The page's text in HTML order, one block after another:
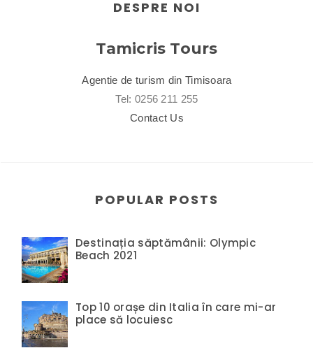
DESPRE NOI
Tamicris Tours
Agentie de turism din Timisoara
Tel: 0256 211 255
Contact Us
POPULAR POSTS
Destinația săptămânii: Olympic
Beach 2021
Top 10 orașe din Italia în care mi-ar
place să locuiesc